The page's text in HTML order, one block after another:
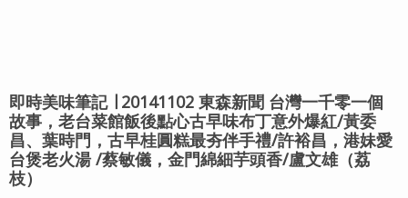
即時美味筆記 ∣ 20141102 東森新聞 台灣一千零一個
故事，老台菜館飯後點心古早味布丁意外爆紅/黃委
昌、葉時門，古早桂圓糕最夯伴手禮/許裕昌，港妹愛
台煲老火湯 /蔡敏儀，金門綿細芋頭香/盧文雄（荔
枝）